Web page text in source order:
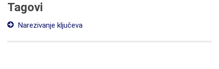
Tagovi
Narezivanje ključeva